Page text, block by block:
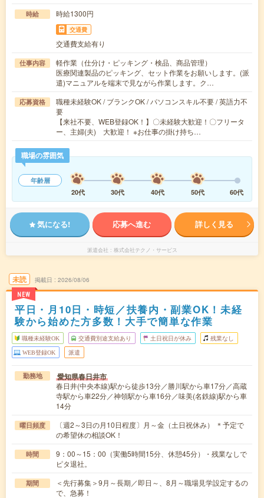
時給 時給1300円
交通費
交通費支給有り
仕事内容
軽作業（仕分け・ピッキング・検品、商品管理）
医療関連製品のピッキング、セット作業をお願いします。(派
遣)マニュアルを端末で見ながら作業します。ク…
応募資格
職種未経験OK / ブランクOK / パソコンスキル不要 / 英語力不
要
【来社不要、WEB登録OK！】〇未経験大歓迎！〇フリータ
ー、主婦(夫) 大歓迎！ ※お仕事の掛け持ち…
職場の雰囲気
年齢層
20代
30代 40代 50代 60代
気になる! 応募へ進む 詳しく見る
派遣会社 株式会社テクノ・サービス
未読
NEW
掲載日 2026/08/06
平日・月10日・時短／扶養内・副業OK！未経
験から始めた方多数！大手で簡単な作業
職種未経験OK 交通費別途支給あり 土日祝日が休み 残業なし
WEB登録OK 派遣
勤務地 愛知県春日井市
春日井(中央本線)駅から徒歩13分／勝川駅から車17分／高蔵
寺駅から車22分／神領駅から車16分／味美(名鉄線)駅から車
14分
曜日頻度
〔週2～3日の月10日程度〕月～金（土日祝休み） ＊予定で
の希望休の相談OK！
時間
9：00～15：00（実働5時間15分、休憩45分）・残業なしで
ピタ退社。
期間
＜先行募集＞9月～長期／即日～、8月～職場見学設定するの
で、急募！